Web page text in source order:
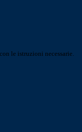
le istruzioni necessarie.